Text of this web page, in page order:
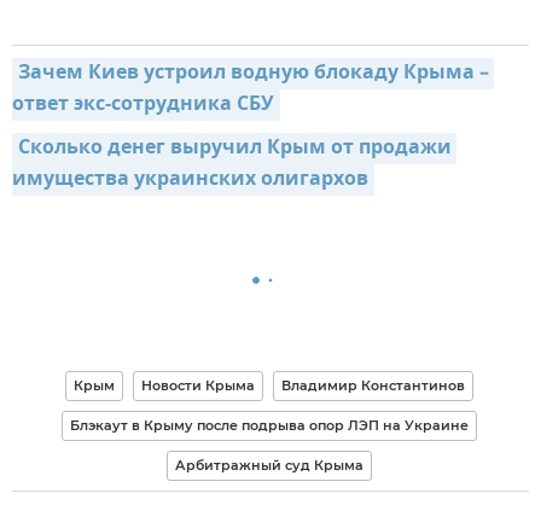
Зачем Киев устроил водную блокаду Крыма –
ответ экс-сотрудника СБУ
Сколько денег выручил Крым от продажи
имущества украинских олигархов
Крым Новости Крыма Владимир Константинов
Блэкаут в Крыму после подрыва опор ЛЭП на Украине
Арбитражный суд Крыма